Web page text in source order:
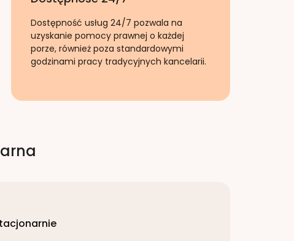
Dostępność usług 24/7 pozwala na
uzyskanie pomocy prawnej o każdej
porze, również poza standardowymi
godzinami pracy tradycyjnych kancelarii.